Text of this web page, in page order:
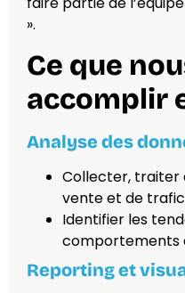
».
Ce que
accomplir
Analyse des
Collecter, traiter
vente et de
Identifier les
comportements
Reporting et